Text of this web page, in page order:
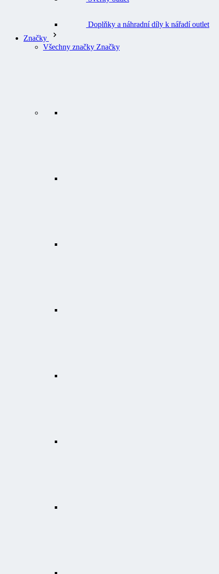
Všechny značky Značky